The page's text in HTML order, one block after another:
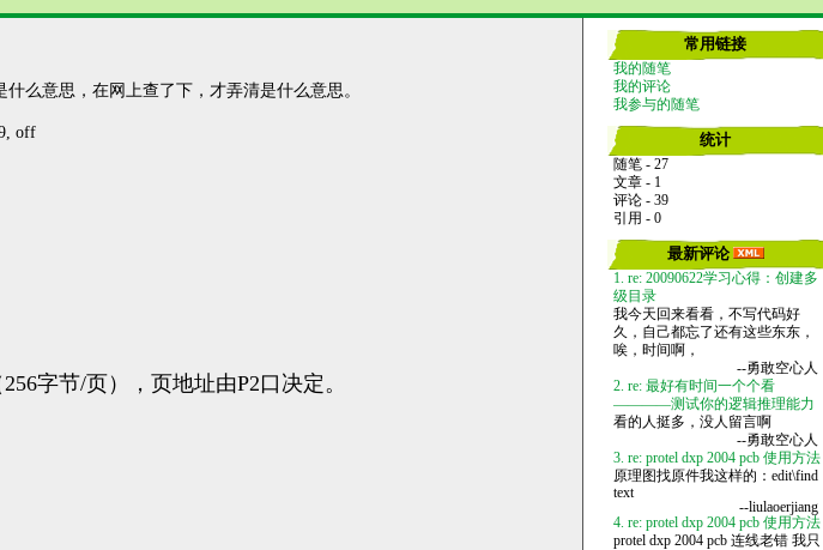
常用链接
我的随笔
我的评论
我参与的随笔
统计
随笔 - 27
文章 - 1
评论 - 39
引用 - 0
最新评论
1. re: 20090622学习心得：创建多
级目录
我今天回来看看，不写代码好
久，自己都忘了还有这些东东，
唉，时间啊，
--勇敢空心人
2. re: 最好有时间一个个看
————测试你的逻辑推理能力
看的人挺多，没人留言啊
--勇敢空心人
3. re: protel dxp 2004 pcb 使用方法
原理图找原件我这样的：edit\find
text
--liulaoerjiang
4. re: protel dxp 2004 pcb 使用方法
protel dxp 2004 pcb 连线老错 我只
么意思，在网上查了下，才弄清是什么意思。
off
字节/页），页地址由P2口决定。